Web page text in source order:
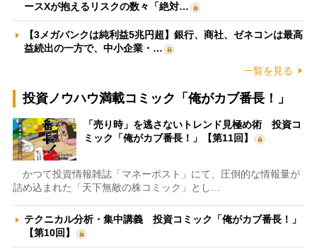
ースXが抱えるリスクの数々「絶対…
【3メガバンクは純利益5兆円超】銀行、商社、ゼネコンは最高
益続出の一方で、中小企業・…
一覧を見る
投資ノウハウ満載コミック「俺がカブ番長！」
「売り時」を逃さないトレンド見極め術 投資コ
ミック「俺がカブ番長！」【第11回】
かつて投資情報雑誌「マネーポスト」にて、圧倒的な情報量が
詰め込まれた「天下無敵の株コミック」とし…
テクニカル分析・集中講義 投資コミック「俺がカブ番長！」
【第10回】